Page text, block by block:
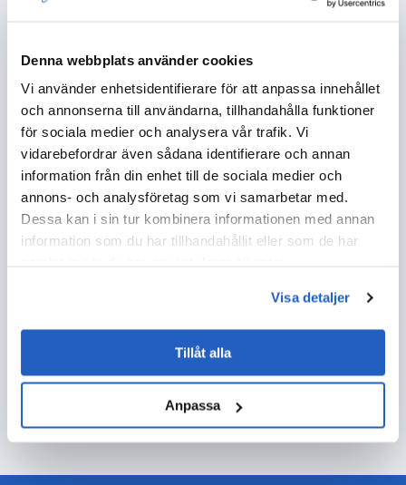
Denna webbplats använder cookies
Vi använder enhetsidentifierare för att anpassa innehållet
och annonserna till användarna, tillhandahålla funktioner
för sociala medier och analysera vår trafik. Vi
vidarebefordrar även sådana identifierare och annan
information från din enhet till de sociala medier och
annons- och analysföretag som vi samarbetar med.
Dessa kan i sin tur kombinera informationen med annan
information som du har tillhandahållit eller som de har
Visa detaljer
Tillåt alla
Anpassa
METALL OCH GRUVDRIFT
KEMI
DETALJ- OCH PARTIHANDEL
SJUKVÅRD
LÄKEMEDEL OCH LIFE SCIENCE